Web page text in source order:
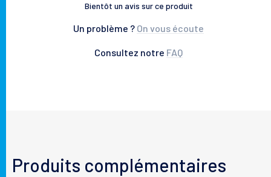
Bientôt un avis sur ce produit
Un problème ? On vous écoute
Consultez notre FAQ
Produits complémentaires